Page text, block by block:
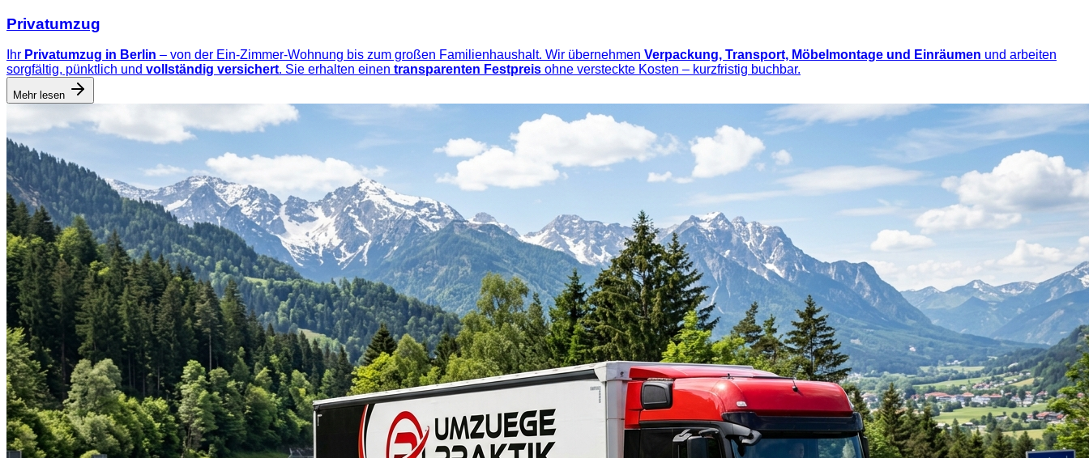
Privatumzug
Ihr Privatumzug in Berlin – von der Ein-Zimmer-Wohnung bis zum großen Familienhaushalt. Wir übernehmen Verpackung, Transport, Möbelmontage und Einräumen und arbeiten
sorgfältig, pünktlich und vollständig versichert. Sie erhalten einen transparenten Festpreis ohne versteckte Kosten – kurzfristig buchbar.
Mehr lesen